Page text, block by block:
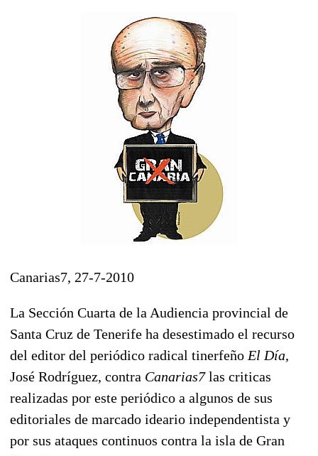
Canarias7, 27-7-2010
La Sección Cuarta de la Audiencia provincial de
Santa Cruz de Tenerife ha desestimado el recurso
del editor del periódico radical tinerfeño El Día,
José Rodríguez, contra Canarias7las criticas
realizadas por este periódico a algunos de sus
editoriales de marcado ideario independentista y
por sus ataques continuos contra la isla de Gran